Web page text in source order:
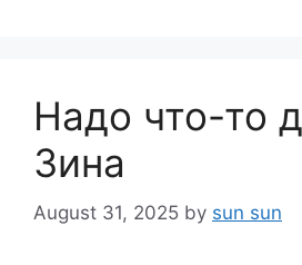
Надо что-то
Зина
August 31, 2025 by sun sun